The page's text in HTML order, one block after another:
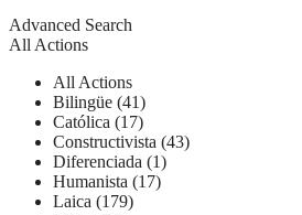
Advanced Search
All Actions
All Actions
Bilingüe (41)
Católica (17)
Constructivista (43)
Diferenciada (1)
Humanista (17)
Laica (179)